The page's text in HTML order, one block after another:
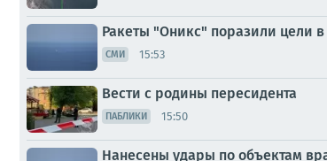
Ракеты "Оникс" поразили цели
СМИ 15:53
Вести с родины пересидента
ПАБЛИКИ 15:50
Нанесены удары по объектам